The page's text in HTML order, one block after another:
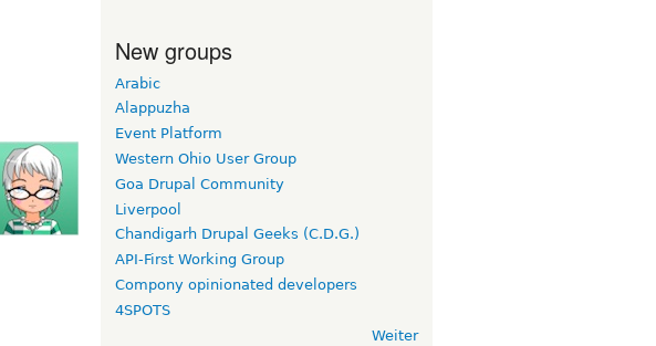
New groups
Arabic
Alappuzha
Event Platform
Western Ohio User Group
Goa Drupal Community
Liverpool
Chandigarh Drupal Geeks (C.D.G.)
API-First Working Group
Compony opinionated developers
4SPOTS
Weiter